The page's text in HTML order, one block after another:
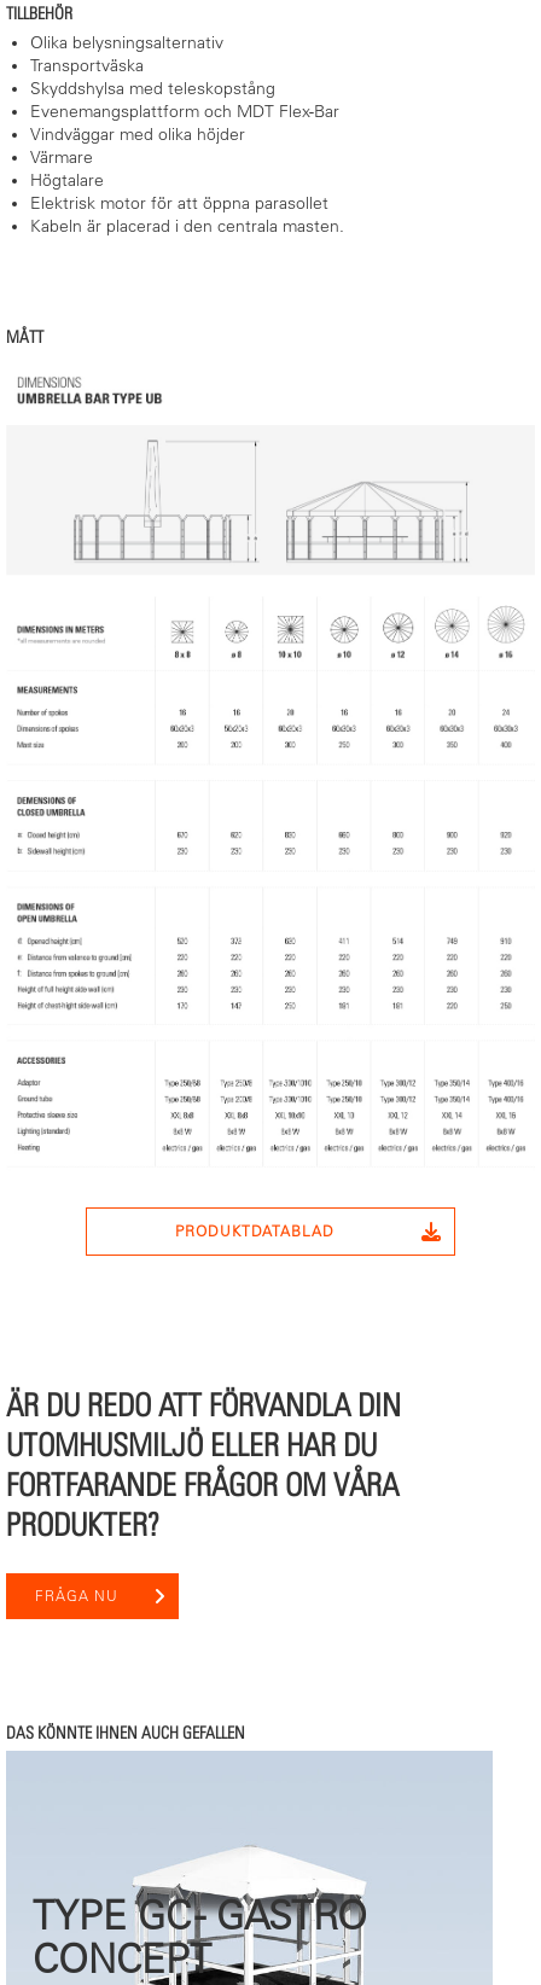
TILLBEHÖR
Olika belysningsalternativ
Transportväska
Skyddshylsa med teleskopstång
Evenemangsplattform och MDT Flex-Bar
Vindväggar med olika höjder
Värmare
Högtalare
Elektrisk motor för att öppna parasollet
Kabeln är placerad i den centrala masten.
MÅTT
PRODUKTDATABLAD
ÄR DU REDO ATT FÖRVANDLA DIN
UTOMHUSMILJÖ ELLER HAR DU
FORTFARANDE FRÅGOR OM VÅRA
PRODUKTER?
FRÅGA NU
DAS KÖNNTE IHNEN AUCH GEFALLEN
TYPE GC - GASTRO
CONCEPT